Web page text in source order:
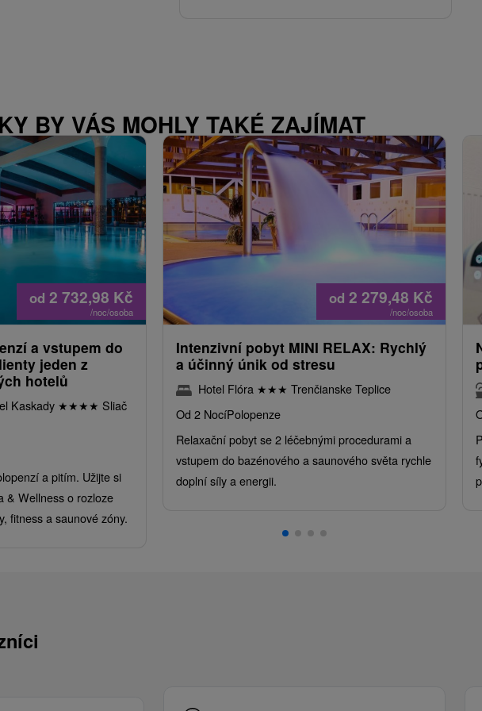
BY VÁS MOHLY TAKÉ ZAJÍMAT
od 2 732,98 Kč
/noc/osoba
a vstupem do
jeden z
hotelů
Kaskady ★★★★ Sliač
a pitím. Užijte si
& Wellness o rozloze
fitness a saunové zóny.
od 2 279,48 Kč
/noc/osoba
Intenzivní pobyt MINI RELAX: Rychlý
a účinný únik od stresu
Hotel Flóra ★★★ Trenčianske Teplice
Od 2 NocíPolopenze
Relaxační pobyt se 2 léčebnými procedurami a
vstupem do bazénového a saunového světa rychle
doplní síly a energii.